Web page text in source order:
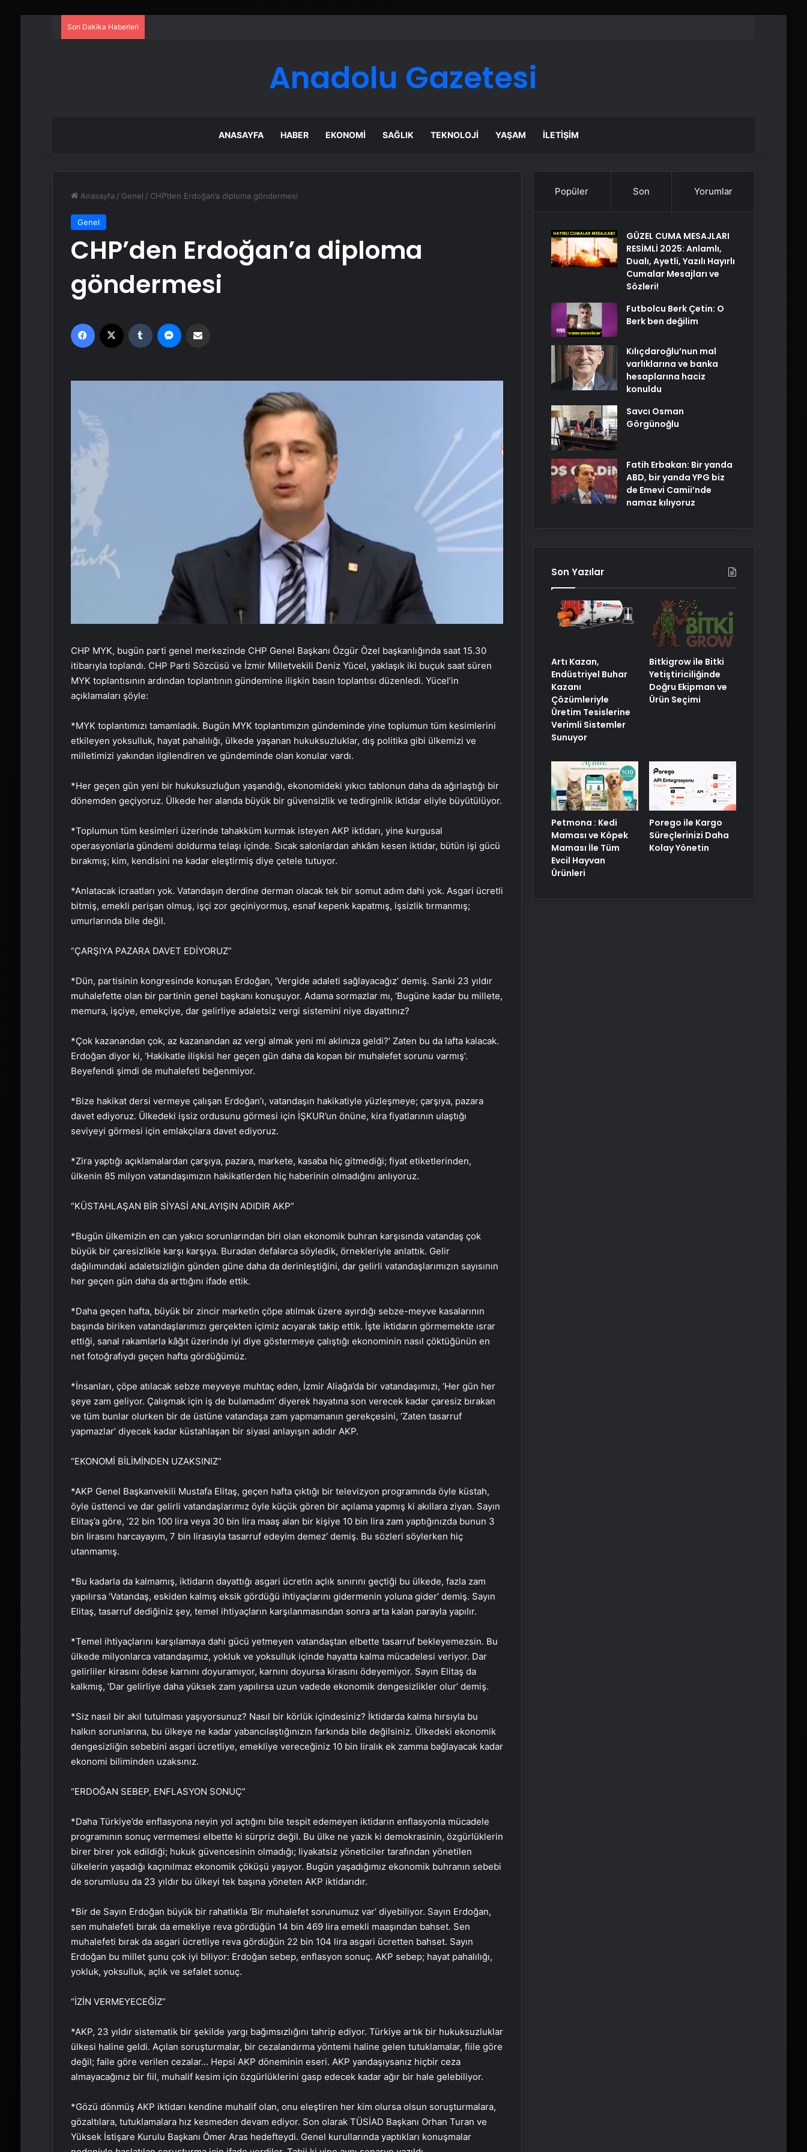
Son Dakika Haberleri
Anadolu Gazetesi
ANASAYFA HABER EKONOMI SAĞLIK TEKNOLOJI YAŞAM İLETIŞIM
Anasayfa / Genel / CHP’den Erdoğan’a diploma göndermesi
Genel
CHP’den Erdoğan’a diploma
göndermesi
Facebook Tumblr
CHP MYK, bugün parti genel merkezinde CHP Genel Başkanı Özgür Özel başkanlığında saat 15.30
itibarıyla toplandı. CHP Parti Sözcüsü ve İzmir Milletvekili Deniz Yücel, yaklaşık iki buçuk saat süren
MYK toplantısının ardından toplantının gündemine ilişkin basın toplantısı düzenledi. Yücel’in
açıklamaları şöyle:
*MYK toplantımızı tamamladık. Bugün MYK toplantımızın gündeminde yine toplumun tüm kesimlerini
etkileyen yoksulluk, hayat pahalılığı, ülkede yaşanan hukuksuzluklar, dış politika gibi ülkemizi ve
milletimizi yakından ilgilendiren ve gündeminde olan konular vardı.
*Her geçen gün yeni bir hukuksuzluğun yaşandığı, ekonomideki yıkıcı tablonun daha da ağırlaştığı bir
dönemden geçiyoruz. Ülkede her alanda büyük bir güvensizlik ve tedirginlik iktidar eliyle büyütülüyor.
*Toplumun tüm kesimleri üzerinde tahakküm kurmak isteyen AKP iktidarı, yine kurgusal
operasyonlarla gündemi doldurma telaşı içinde. Sıcak salonlardan ahkâm kesen iktidar, bütün işi gücü
bırakmış; kim, kendisini ne kadar eleştirmiş diye çetele tutuyor.
*Anlatacak icraatları yok. Vatandaşın derdine derman olacak tek bir somut adım dahi yok. Asgari ücretli
bitmiş, emekli perişan olmuş, işçi zor geçiniyormuş, esnaf kepenk kapatmış, işsizlik tırmanmış;
umurlarında bile değil.
“ÇARŞIYA PAZARA DAVET EDİYORUZ”
*Dün, partisinin kongresinde konuşan Erdoğan, ‘Vergide adaleti sağlayacağız’ demiş. Sanki 23 yıldır
muhalefette olan bir partinin genel başkanı konuşuyor. Adama sormazlar mı, ‘Bugüne kadar bu millete,
memura, işçiye, emekçiye, dar gelirliye adaletsiz vergi sistemini niye dayattınız?
*Çok kazanandan çok, az kazanandan az vergi almak yeni mi aklınıza geldi?’ Zaten bu da lafta kalacak.
Erdoğan diyor ki, ‘Hakikatle ilişkisi her geçen gün daha da kopan bir muhalefet sorunu varmış’.
Beyefendi şimdi de muhalefeti beğenmiyor.
*Bize hakikat dersi vermeye çalışan Erdoğan’ı, vatandaşın hakikatiyle yüzleşmeye; çarşıya, pazara
davet ediyoruz. Ülkedeki işsiz ordusunu görmesi için İŞKUR’un önüne, kira fiyatlarının ulaştığı
seviyeyi görmesi için emlakçılara davet ediyoruz.
*Zira yaptığı açıklamalardan çarşıya, pazara, markete, kasaba hiç gitmediği; fiyat etiketlerinden,
ülkenin 85 milyon vatandaşımızın hakikatlerden hiç haberinin olmadığını anlıyoruz.
“KÜSTAHLAŞAN BİR SİYASİ ANLAYIŞIN ADIDIR AKP”
*Bugün ülkemizin en can yakıcı sorunlarından biri olan ekonomik buhran karşısında vatandaş çok
büyük bir çaresizlikle karşı karşıya. Buradan defalarca söyledik, örnekleriyle anlattık. Gelir
dağılımındaki adaletsizliğin günden güne daha da derinleştiğini, dar gelirli vatandaşlarımızın sayısının
her geçen gün daha da arttığını ifade ettik.
*Daha geçen hafta, büyük bir zincir marketin çöpe atılmak üzere ayırdığı sebze-meyve kasalarının
başında biriken vatandaşlarımızı gerçekten içimiz acıyarak takip ettik. İşte iktidarın görmemekte ısrar
ettiği, sanal rakamlarla kâğıt üzerinde iyi diye göstermeye çalıştığı ekonominin nasıl çöktüğünün en
net fotoğrafıydı geçen hafta gördüğümüz.
*İnsanları, çöpe atılacak sebze meyveye muhtaç eden, İzmir Aliağa’da bir vatandaşımızı, ‘Her gün her
şeye zam geliyor. Çalışmak için iş de bulamadım’ diyerek hayatına son verecek kadar çaresiz bırakan
ve tüm bunlar olurken bir de üstüne vatandaşa zam yapmamanın gerekçesini, ‘Zaten tasarruf
yapmazlar’ diyecek kadar küstahlaşan bir siyasi anlayışın adıdır AKP.
“EKONOMİ BİLİMİNDEN UZAKSINIZ”
*AKP Genel Başkanvekili Mustafa Elitaş, geçen hafta çıktığı bir televizyon programında öyle küstah,
öyle üsttenci ve dar gelirli vatandaşlarımız öyle küçük gören bir açılama yapmış ki akıllara ziyan. Sayın
Elitaş’a göre, ‘22 bin 100 lira veya 30 bin lira maaş alan bir kişiye 10 bin lira zam yaptığınızda bunun 3
bin lirasını harcayayım, 7 bin lirasıyla tasarruf edeyim demez’ demiş. Bu sözleri söylerken hiç
utanmamış.
*Bu kadarla da kalmamış, iktidarın dayattığı asgari ücretin açlık sınırını geçtiği bu ülkede, fazla zam
yapılırsa ‘Vatandaş, eskiden kalmış eksik gördüğü ihtiyaçlarını gidermenin yoluna gider’ demiş. Sayın
Elitaş, tasarruf dediğiniz şey, temel ihtiyaçların karşılanmasından sonra arta kalan parayla yapılır.
*Temel ihtiyaçlarını karşılamaya dahi gücü yetmeyen vatandaştan elbette tasarruf bekleyemezsin. Bu
ülkede milyonlarca vatandaşımız, yokluk ve yoksulluk içinde hayatta kalma mücadelesi veriyor. Dar
gelirliler kirasını ödese karnını doyuramıyor, karnını doyursa kirasını ödeyemiyor. Sayın Elitaş da
kalkmış, ‘Dar gelirliye daha yüksek zam yapılırsa uzun vadede ekonomik dengesizlikler olur’ demiş.
*Siz nasıl bir akıl tutulması yaşıyorsunuz? Nasıl bir körlük içindesiniz? İktidarda kalma hırsıyla bu
halkın sorunlarına, bu ülkeye ne kadar yabancılaştığınızın farkında bile değilsiniz. Ülkedeki ekonomik
dengesizliğin sebebini asgari ücretliye, emekliye vereceğiniz 10 bin liralık ek zamma bağlayacak kadar
ekonomi biliminden uzaksınız.
“ERDOĞAN SEBEP, ENFLASYON SONUÇ”
*Daha Türkiye’de enflasyona neyin yol açtığını bile tespit edemeyen iktidarın enflasyonla mücadele
programının sonuç vermemesi elbette ki sürpriz değil. Bu ülke ne yazık ki demokrasinin, özgürlüklerin
birer birer yok edildiği; hukuk güvencesinin olmadığı; liyakatsiz yöneticiler tarafından yönetilen
ülkelerin yaşadığı kaçınılmaz ekonomik çöküşü yaşıyor. Bugün yaşadığımız ekonomik buhranın sebebi
de sorumlusu da 23 yıldır bu ülkeyi tek başına yöneten AKP iktidarıdır.
*Bir de Sayın Erdoğan büyük bir rahatlıkla ‘Bir muhalefet sorunumuz var’ diyebiliyor. Sayın Erdoğan,
sen muhalefeti bırak da emekliye reva gördüğün 14 bin 469 lira emekli maaşından bahset. Sen
muhalefeti bırak da asgari ücretliye reva gördüğün 22 bin 104 lira asgari ücretten bahset. Sayın
Erdoğan bu millet şunu çok iyi biliyor: Erdoğan sebep, enflasyon sonuç. AKP sebep; hayat pahalılığı,
yokluk, yoksulluk, açlık ve sefalet sonuç.
“İZİN VERMEYECEĞİZ”
*AKP, 23 yıldır sistematik bir şekilde yargı bağımsızlığını tahrip ediyor. Türkiye artık bir hukuksuzluklar
ülkesi haline geldi. Açılan soruşturmalar, bir cezalandırma yöntemi haline gelen tutuklamalar, fiile göre
değil; faile göre verilen cezalar… Hepsi AKP döneminin eseri. AKP yandaşıysanız hiçbir ceza
almayacağınız bir fiil, muhalif kesim için özgürlüklerini gasp edecek kadar ağır bir hale gelebiliyor.
*Gözü dönmüş AKP iktidarı kendine muhalif olan, onu eleştiren her kim olursa olsun soruşturmalara,
gözaltılara, tutuklamalara hız kesmeden devam ediyor. Son olarak TÜSİAD Başkanı Orhan Turan ve
Yüksek İstişare Kurulu Başkanı Ömer Aras hedefteydi. Genel kurullarında yaptıkları konuşmalar
Popüler Son Yorumlar
GÜZEL CUMA MESAJLARI
RESİMLİ 2025: Anlamlı,
Dualı, Ayetli, Yazılı Hayırlı
Cumalar Mesajları ve
Sözleri!
Futbolcu Berk Çetin: O
Berk ben değilim
Kılıçdaroğlu’nun mal
varlıklarına ve banka
hesaplarına haciz
konuldu
Savcı Osman
Görgünoğlu
Fatih Erbakan: Bir yanda
ABD, bir yanda YPG biz
de Emevi Camii’nde
namaz kılıyoruz
Son Yazılar
Artı Kazan,
Endüstriyel Buhar
Kazanı
Çözümleriyle
Üretim Tesislerine
Verimli Sistemler
Sunuyor
Bitkigrow ile Bitki
Yetiştiriciliğinde
Doğru Ekipman ve
Ürün Seçimi
Petmona : Kedi
Maması ve Köpek
Maması İle Tüm
Evcil Hayvan
Ürünleri
Porego ile Kargo
Süreçlerinizi Daha
Kolay Yönetin